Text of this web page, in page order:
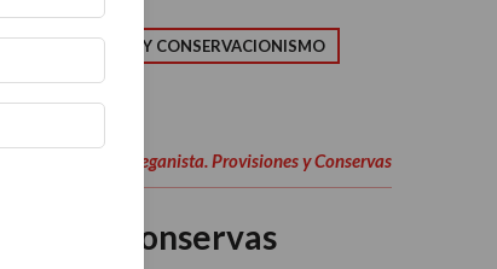
NATURALEZA Y CONSERVACIONISMO
La veganista. Provisiones y Conservas
y Conservas